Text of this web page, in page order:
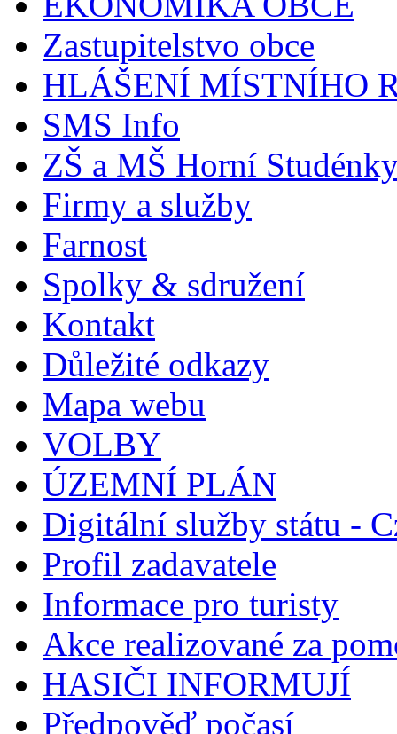
Zastupitelstvo obce
HLÁŠENÍ MÍSTNÍHO
SMS Info
ZŠ a MŠ Horní
Firmy a služby
Farnost
Spolky & sdružení
Kontakt
Důležité odkazy
Mapa webu
VOLBY
ÚZEMNÍ PLÁN
Digitální služby státu -
Profil zadavatele
Informace pro turisty
Akce realizované za
HASIČI INFORMUJÍ
Předpověď počasí